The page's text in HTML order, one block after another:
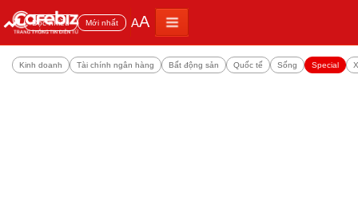
Đọc nhiều Mới nhất AA
Kinh doanh Tài chính ngân hàng Bất động sản Quốc tế Sống Special